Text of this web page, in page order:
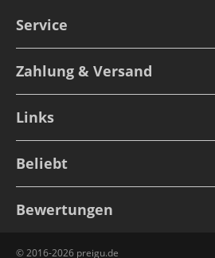
Service
Zahlung & Versand
Links
Beliebt
Bewertungen
© 2016-2026 preigu.de